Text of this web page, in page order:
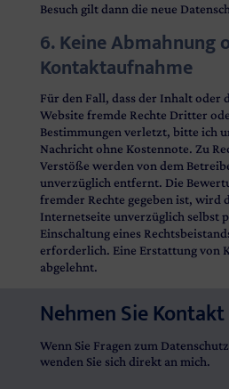
Besuch gilt dann die neue
6. Keine Abmahnung
Kontaktaufnahme
Für den Fall, dass der Inhalt oder
Website fremde Rechte Dritter
Bestimmungen verletzt, bitte ich
Nachricht ohne Kostennote. Zu
Verstöße werden von dem
unverzüglich entfernt. Die
fremder Rechte gegeben ist, wird
Internetseite unverzüglich selbst
Einschaltung eines
erforderlich. Eine Erstattung von
abgelehnt.
Nehmen Sie
Wenn Sie Fragen zum
wenden Sie sich direkt an mich.